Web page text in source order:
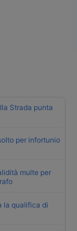
Strada punta
per infortunio
multe per
la qualifica di